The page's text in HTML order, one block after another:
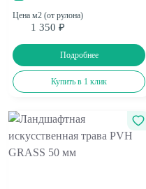
Цена м2 (от рулона)
1 350 ₽
Подробнее
Купить в 1 клик